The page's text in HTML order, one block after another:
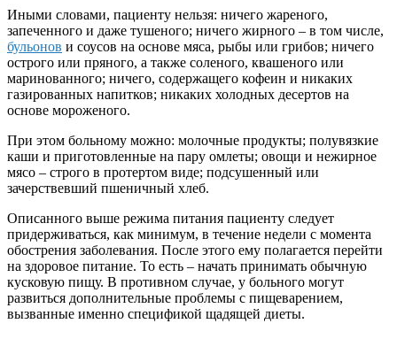
Иными словами, пациенту нельзя: ничего жареного,
запеченного и даже тушеного; ничего жирного – в том числе,
бульонов и соусов на основе мяса, рыбы или грибов; ничего
острого или пряного, а также соленого, квашеного или
маринованного; ничего, содержащего кофеин и никаких
газированных напитков; никаких холодных десертов на
основе мороженого.
При этом больному можно: молочные продукты; полувязкие
каши и приготовленные на пару омлеты; овощи и нежирное
мясо – строго в протертом виде; подсушенный или
зачерствевший пшеничный хлеб.
Описанного выше режима питания пациенту следует
придерживаться, как минимум, в течение недели с момента
обострения заболевания. После этого ему полагается перейти
на здоровое питание. То есть – начать принимать обычную
кусковую пищу. В противном случае, у больного могут
развиться дополнительные проблемы с пищеварением,
вызванные именно спецификой щадящей диеты.